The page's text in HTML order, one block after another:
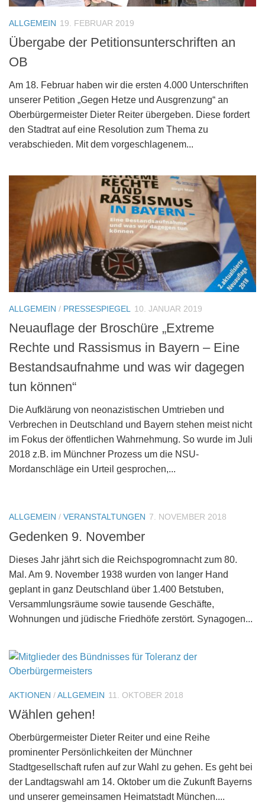
ALLGEMEIN 19. FEBRUAR 2019
Übergabe der Petitionsunterschriften an
OB
Am 18. Februar haben wir die ersten 4.000 Unterschriften
unserer Petition „Gegen Hetze und Ausgrenzung“ an
Oberbürgermeister Dieter Reiter übergeben. Diese fordert
den Stadtrat auf eine Resolution zum Thema zu
verabschieden. Mit dem vorgeschlagenem...
ALLGEMEIN / PRESSESPIEGEL 10. JANUAR 2019
Neuauflage der Broschüre „Extreme
Rechte und Rassismus in Bayern – Eine
Bestandsaufnahme und was wir dagegen
tun können“
Die Aufklärung von neonazistischen Umtrieben und
Verbrechen in Deutschland und Bayern stehen meist nicht
im Fokus der öffentlichen Wahrnehmung. So wurde im Juli
2018 z.B. im Münchner Prozess um die NSU-
Mordanschläge ein Urteil gesprochen,...
ALLGEMEIN / VERANSTALTUNGEN 7. NOVEMBER 2018
Gedenken 9. November
Dieses Jahr jährt sich die Reichspogromnacht zum 80.
Mal. Am 9. November 1938 wurden von langer Hand
geplant in ganz Deutschland über 1.400 Betstuben,
Versammlungsräume sowie tausende Geschäfte,
Wohnungen und jüdische Friedhöfe zerstört. Synagogen...
AKTIONEN /ALLGEMEIN 11. OKTOBER 2018
Wählen gehen!
Oberbürgermeister Dieter Reiter und eine Reihe
prominenter Persönlichkeiten der Münchner
Stadtgesellschaft rufen auf zur Wahl zu gehen. Es geht bei
der Landtagswahl am 14. Oktober um die Zukunft Bayerns
und unserer gemeinsamen Heimatstadt München....